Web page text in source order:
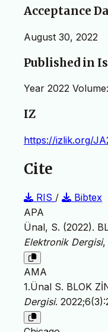
Acceptance
August 30, 2022
Published in
Year 2022
IZ
https://izlik.org/
Cite
RIS /
Bibtex
APA
Ünal, S. (2022).
Elektronik Dergisi,
AMA
1.Ünal S. BLOK
Dergisi.